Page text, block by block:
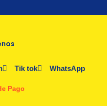
Tik tok WhatsApp
Pago